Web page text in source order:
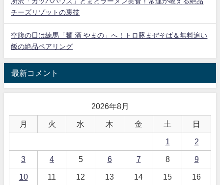
チーズリゾットの裏技
空腹の日は練馬「麺 酒 やまの」へ！トロ豚まぜそば＆無料追い
飯の絶品ペアリング
最新コメント
2026年8月
月 火 水 木 金 土 日
1 2
3 4 5 6 7 8 9
10 11 12 13 14 15 16